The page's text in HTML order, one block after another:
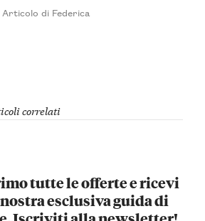
Articolo di Federica
correlati
tutte le offerte e ricevi
esclusiva guida di